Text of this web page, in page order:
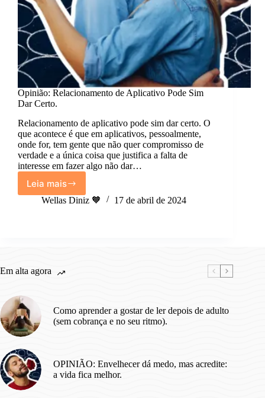
Opinião: Relacionamento de Aplicativo Pode Sim
Dar Certo.
Relacionamento de aplicativo pode sim dar certo. O
que acontece é que em aplicativos, pessoalmente,
onde for, tem gente que não quer compromisso de
verdade e a única coisa que justifica a falta de
interesse em fazer algo não dar…
Leia maisOpinião:
Relacionamento
Wellas Diniz 🧡 17 de abril de 2024
Em alta agora
Como aprender a gostar de ler depois de adulto
(sem cobrança e no seu ritmo).
OPINIÃO: Envelhecer dá medo, mas acredite:
a vida fica melhor.